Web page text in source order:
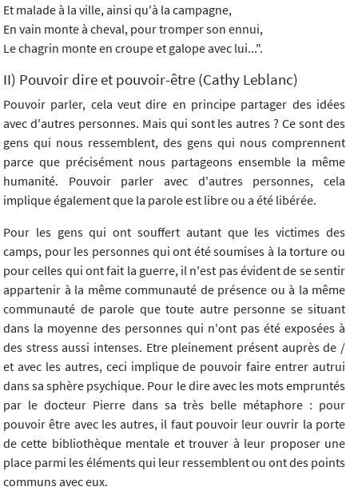
Et malade à la ville, ainsi qu'à la campagne,
En vain monte à cheval, pour tromper son ennui,
Le chagrin monte en croupe et galope avec lui...".
II) Pouvoir dire et pouvoir-être (Cathy Leblanc)
Pouvoir parler, cela veut dire en principe partager des idées
avec d'autres personnes. Mais qui sont les autres ? Ce sont des
gens qui nous ressemblent, des gens qui nous comprennent
parce que précisément nous partageons ensemble la même
humanité. Pouvoir parler avec d'autres personnes, cela
implique également que la parole est libre ou a été libérée.
Pour les gens qui ont souffert autant que les victimes des
camps, pour les personnes qui ont été soumises à la torture ou
pour celles qui ont fait la guerre, il n'est pas évident de se sentir
appartenir à la même communauté de présence ou à la même
communauté de parole que toute autre personne se situant
dans la moyenne des personnes qui n'ont pas été exposées à
des stress aussi intenses. Etre pleinement présent auprès de /
et avec les autres, ceci implique de pouvoir faire entrer autrui
dans sa sphère psychique. Pour le dire avec les mots empruntés
par le docteur Pierre dans sa très belle métaphore : pour
pouvoir être avec les autres, il faut pouvoir leur ouvrir la porte
de cette bibliothèque mentale et trouver à leur proposer une
place parmi les éléments qui leur ressemblent ou ont des points
communs avec eux.